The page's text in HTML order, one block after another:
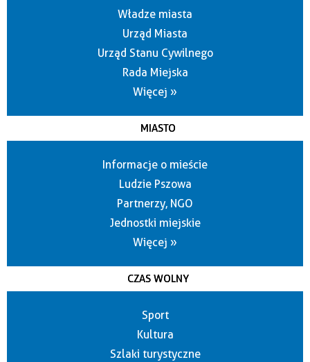
Władze miasta
Urząd Miasta
Urząd Stanu Cywilnego
Rada Miejska
Więcej »
MIASTO
Informacje o mieście
Ludzie Pszowa
Partnerzy, NGO
Jednostki miejskie
Więcej »
CZAS WOLNY
Sport
Kultura
Szlaki turystyczne